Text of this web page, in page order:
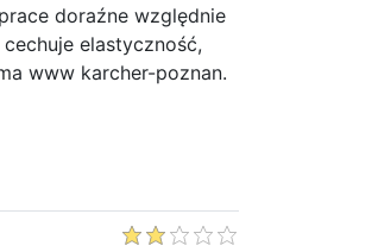
doraźne względnie
cechuje elastyczność,
www karcher-poznan.